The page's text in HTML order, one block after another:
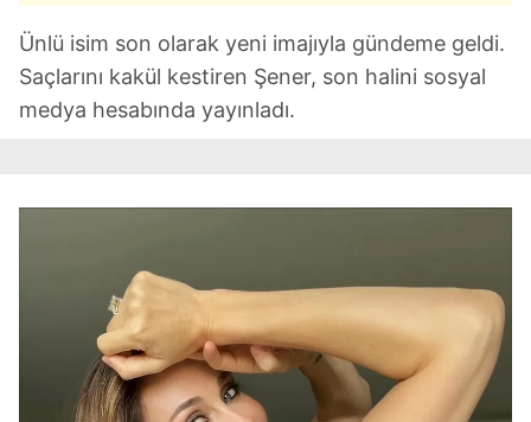
Ünlü isim son olarak yeni imajıyla gündeme geldi.
Saçlarını kakül kestiren Şener, son halini sosyal
medya hesabında yayınladı.